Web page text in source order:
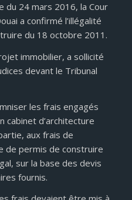
du 24 mars 2016, la Cour
a confirmé l’illégalité
du 18 octobre 2011.
immobilier, a sollicité
devant le Tribunal
les frais engagés
cabinet d’architecture
aux frais de
de permis de construire
sur la base des devis
fournis.